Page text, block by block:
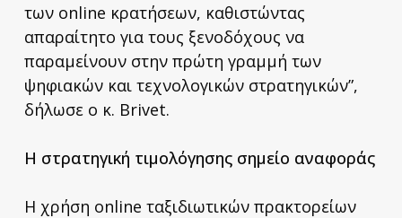
των online κρατήσεων, καθιστώντας
απαραίτητο για τους ξενοδόχους να
παραμείνουν στην πρώτη γραμμή των
ψηφιακών και τεχνολογικών στρατηγικών”,
δήλωσε ο κ. Brivet.
Η στρατηγική τιμολόγησης σημείο αναφοράς
Η χρήση online ταξιδιωτικών πρακτορείων